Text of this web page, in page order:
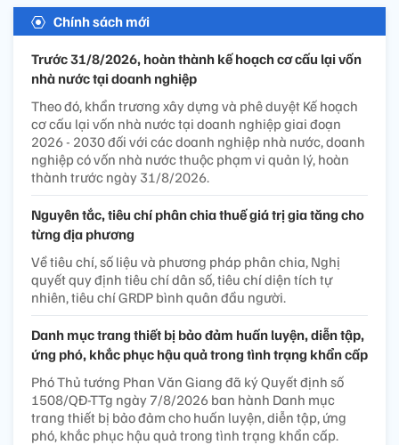
Chính sách mới
Trước 31/8/2026, hoàn thành kế hoạch cơ cấu lại vốn
nhà nước tại doanh nghiệp
Theo đó, khẩn trương xây dựng và phê duyệt Kế hoạch
cơ cấu lại vốn nhà nước tại doanh nghiệp giai đoạn
2026 - 2030 đối với các doanh nghiệp nhà nước, doanh
nghiệp có vốn nhà nước thuộc phạm vi quản lý, hoàn
thành trước ngày 31/8/2026.
Nguyên tắc, tiêu chí phân chia thuế giá trị gia tăng cho
từng địa phương
Về tiêu chí, số liệu và phương pháp phân chia, Nghị
quyết quy định tiêu chí dân số, tiêu chí diện tích tự
nhiên, tiêu chí GRDP bình quân đầu người.
Danh mục trang thiết bị bảo đảm huấn luyện, diễn tập,
ứng phó, khắc phục hậu quả trong tình trạng khẩn cấp
Phó Thủ tướng Phan Văn Giang đã ký Quyết định số
1508/QĐ-TTg ngày 7/8/2026 ban hành Danh mục
trang thiết bị bảo đảm cho huấn luyện, diễn tập, ứng
phó, khắc phục hậu quả trong tình trạng khẩn cấp.